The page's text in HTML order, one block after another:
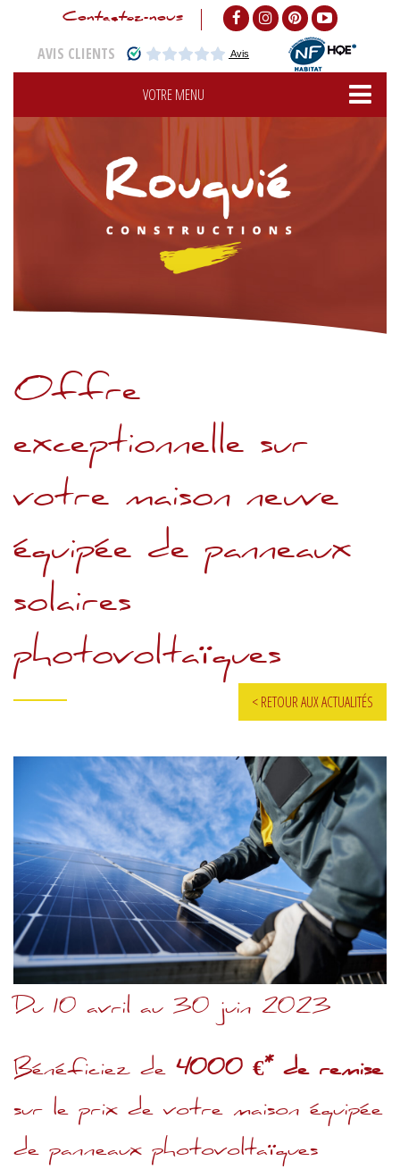
Contactez-nous
AVIS CLIENTS
VOTRE MENU
ACCUEIL
ACTUALITÉS
NOS MODÈLES
TERRAINS
TERRAINS + MAISON
NOS RÉALISATIONS
VOTRE CONSTRUCTEUR
VOS AGENCES
HISTOIRE
GARANTIES
DEVENEZ PARRAIN
Offre
exceptionnelle sur
votre maison neuve
équipée de panneaux
solaires
photovoltaïques
< RETOUR AUX ACTUALITÉS
Du 10 avril au 30 juin 2023
Bénéficiez de 4000 €* de remise
sur le prix de votre maison équipée
de panneaux photovoltaïques